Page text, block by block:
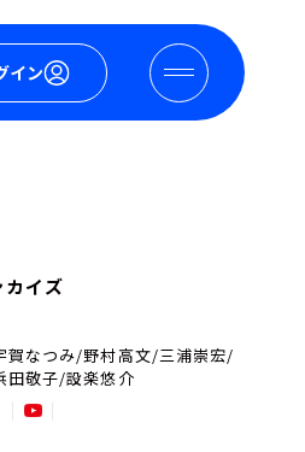
イン
カイズ
賀なつみ/野村高文/三浦崇宏/
田敬子/設楽悠介